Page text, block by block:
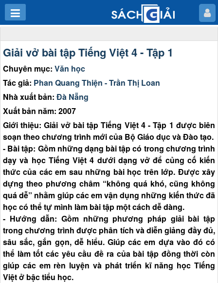
Giải vở bài tập Tiếng Việt 4 - Tập 1
Chuyên mục: Văn học
Tác giả: Phan Quang Thiện - Trần Thị Loan
Nhà xuất bản: Đà Nẵng
Xuất bản năm: 2007
Giới thiệu: Giải vở bài tập Tiếng Việt 4 - Tập 1 được biên
soạn theo chương trình mới của Bộ Giáo dục và Đào tạo.
- Bài tập: Gồm những dạng bài tập có trong chương trình
dạy và học Tiếng Việt 4 dưới dạng vở để củng cố kiến
thức của các em sau những bài học trên lớp. Được xây
dựng theo phương châm “không quá khó, cũng không
quá dễ” nhằm giúp các em vận dụng những kiến thức đã
học có thể tự mình làm bài tập một cách dễ dàng.
- Hướng dẫn: Gồm những phương pháp giải bài tập
trong chương trình được phân tích và diễn giảng đầy đủ,
sâu sắc, gắn gọn, dễ hiểu. Giúp các em dựa vào đó có
thể làm tốt các yêu cầu đề ra của bài tập đồng thời còn
giúp các em rèn luyện và phát triển kĩ năng học Tiếng
Việt ở bậc tiểu học.